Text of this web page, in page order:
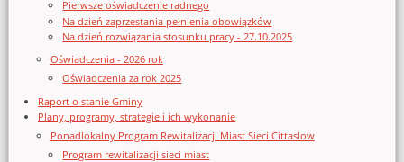
Pierwsze oświadczenie radnego
Na dzień zaprzestania pełnienia obowiązków
Na dzień rozwiązania stosunku pracy - 27.10.2025
Oświadczenia - 2026 rok
Oświadczenia za rok 2025
Raport o stanie Gminy
Plany, programy, strategie i ich wykonanie
Ponadlokalny Program Rewitalizacji Miast Sieci Cittaslow
Program rewitalizacji sieci miast